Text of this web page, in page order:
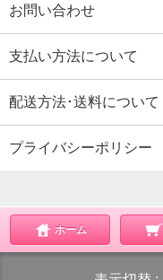
お問い合わせ
支払い方法について
配送方法･送料について
プライバシーポリシー
ホーム